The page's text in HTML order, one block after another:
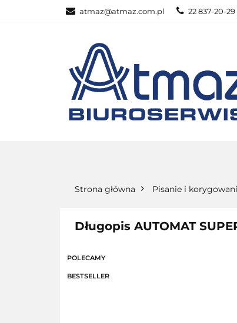
atmaz@atmaz.com.pl 22 837-20-29
Strona główna Pisanie i
Długopis AUTOMAT
POLECAMY
BESTSELLER